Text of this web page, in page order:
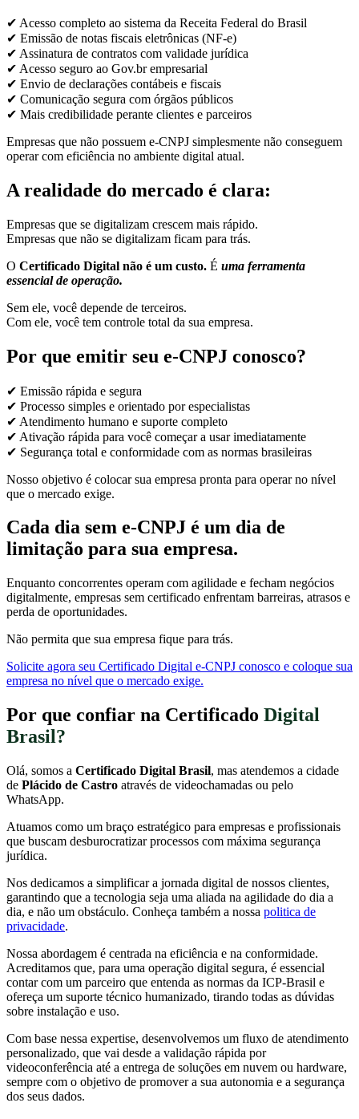
✔ Acesso completo ao sistema da Receita Federal do Brasil
✔ Emissão de notas fiscais eletrônicas (NF-e)
✔ Assinatura de contratos com validade jurídica
✔ Acesso seguro ao Gov.br empresarial
✔ Envio de declarações contábeis e fiscais
✔ Comunicação segura com órgãos públicos
✔ Mais credibilidade perante clientes e parceiros
Empresas que não possuem e-CNPJ simplesmente não conseguem
operar com eficiência no ambiente digital atual.
A realidade do mercado é clara:
Empresas que se digitalizam crescem mais rápido.
Empresas que não se digitalizam ficam para trás.
O Certificado Digital não é um custo. É uma ferramenta
essencial de operação.
Sem ele, você depende de terceiros.
Com ele, você tem controle total da sua empresa.
Por que emitir seu e-CNPJ conosco?
✔ Emissão rápida e segura
✔ Processo simples e orientado por especialistas
✔ Atendimento humano e suporte completo
✔ Ativação rápida para você começar a usar imediatamente
✔ Segurança total e conformidade com as normas brasileiras
Nosso objetivo é colocar sua empresa pronta para operar no nível
que o mercado exige.
Cada dia sem e-CNPJ é um dia de
limitação para sua empresa.
Enquanto concorrentes operam com agilidade e fecham negócios
digitalmente, empresas sem certificado enfrentam barreiras, atrasos e
perda de oportunidades.
Não permita que sua empresa fique para trás.
Solicite agora seu Certificado Digital e-CNPJ conosco e coloque sua
empresa no nível que o mercado exige.
Por que confiar na Certificado Digital
Brasil?
Olá, somos a Certificado Digital Brasil, mas atendemos a cidade
de Plácido de Castro através de videochamadas ou pelo
WhatsApp.
Atuamos como um braço estratégico para empresas e profissionais
que buscam desburocratizar processos com máxima segurança
jurídica.
Nos dedicamos a simplificar a jornada digital de nossos clientes,
garantindo que a tecnologia seja uma aliada na agilidade do dia a
dia, e não um obstáculo. Conheça também a nossa politica de
privacidade.
Nossa abordagem é centrada na eficiência e na conformidade.
Acreditamos que, para uma operação digital segura, é essencial
contar com um parceiro que entenda as normas da ICP-Brasil e
ofereça um suporte técnico humanizado, tirando todas as dúvidas
sobre instalação e uso.
Com base nessa expertise, desenvolvemos um fluxo de atendimento
personalizado, que vai desde a validação rápida por
videoconferência até a entrega de soluções em nuvem ou hardware,
sempre com o objetivo de promover a sua autonomia e a segurança
dos seus dados.